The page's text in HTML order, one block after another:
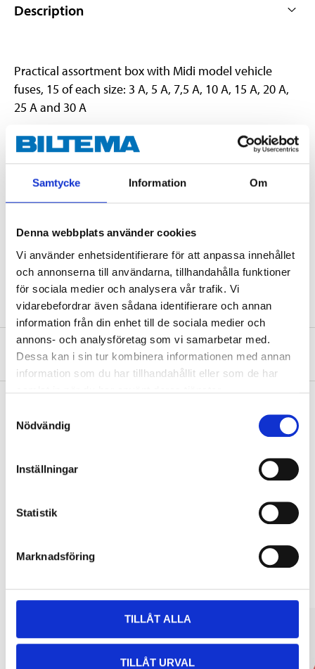
Samtycke Information Om
Denna webbplats använder cookies
Vi använder enhetsidentifierare för att anpassa innehållet
och annonserna till användarna, tillhandahålla funktioner
för sociala medier och analysera vår trafik. Vi
vidarebefordrar även sådana identifierare och annan
information från din enhet till de sociala medier och
annons- och analysföretag som vi samarbetar med.
Dessa kan i sin tur kombinera informationen med annan
information som du har tillhandahållit eller som de har
Nödvändig
Inställningar
Statistik
Marknadsföring
TILLÅT ALLA
TILLÅT URVAL
Description
Practical assortment box with Midi model vehicle
fuses, 15 of each size: 3 A, 5 A, 7,5 A, 10 A, 15 A, 20 A,
25 A and 30 A
Technical specifications
Current
3, 5, 7,5, 10, 15, 20, 25, 30 A
<32 V DC
Temperature range
-40 – +125 °C
Quantity
15 of each size pcs
About the manufacturer
Pay & Collect in your local store within 2 hours! For more information
Other customers also bought